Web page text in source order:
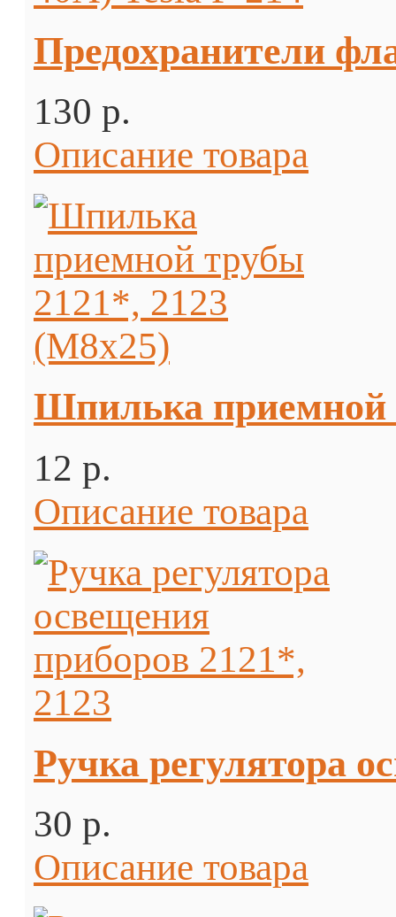
Предохранители
130 p.
Описание товара
Шпилька приемной
12 p.
Описание товара
Ручка регулятора
30 p.
Описание товара